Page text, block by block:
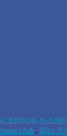
뉴스레
Ads, 멀티 프